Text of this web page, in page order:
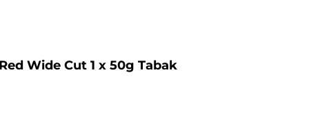
Wide Cut 1 x 50g Tabak